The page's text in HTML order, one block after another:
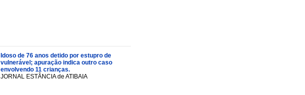
Idoso de 76 anos detido por estupro de
vulnerável; apuração indica outro caso
envolvendo 11 crianças.
JORNAL ESTÂNCIA de ATIBAIA